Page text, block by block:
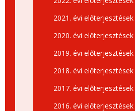
2021. évi előterjesztések
2020. évi előterjesztések
2019. évi előterjesztések
2018. évi előterjesztések
2017. évi előterjesztések
2016. évi előterjesztések